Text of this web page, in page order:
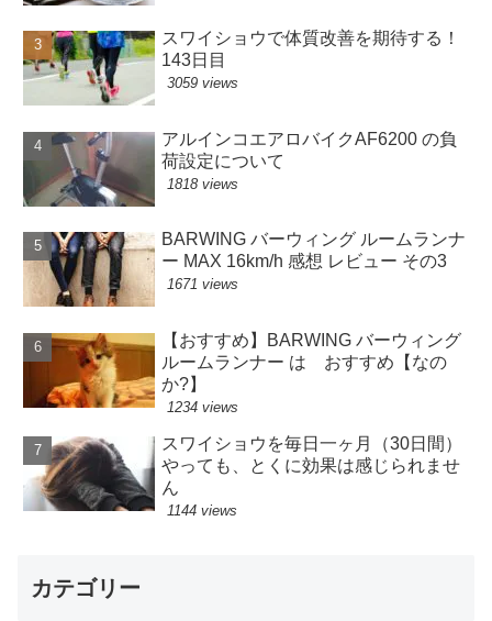
スワイショウで体質改善を期待する！
143日目
3059 views
アルインコエアロバイクAF6200 の負
荷設定について
1818 views
BARWING バーウィング ルームランナ
ー MAX 16km/h 感想 レビュー その3
1671 views
【おすすめ】BARWING バーウィング
ルームランナー は おすすめ【なの
か?】
1234 views
スワイショウを毎日一ヶ月（30日間）
やっても、とくに効果は感じられませ
ん
1144 views
カテゴリー